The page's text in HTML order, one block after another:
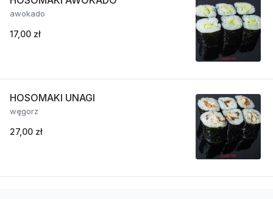
awokado
17,00 zł
HOSOMAKI UNAGI
węgorz
27,00 zł